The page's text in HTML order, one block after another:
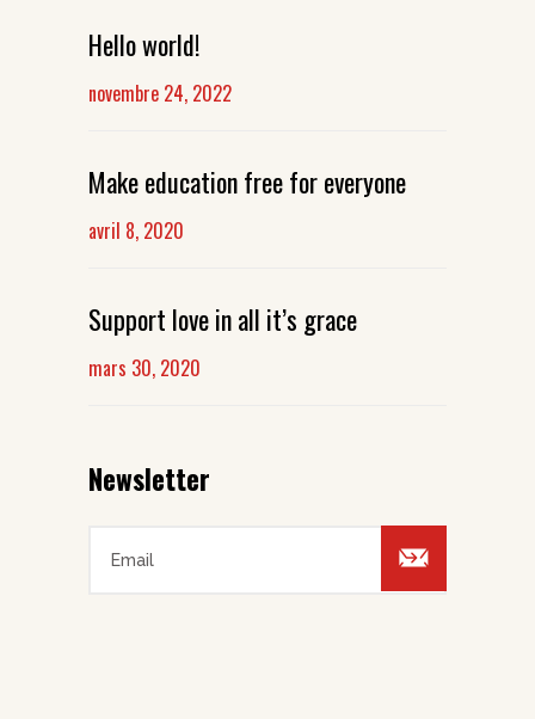
Hello world!
novembre 24, 2022
Make education free for everyone
avril 8, 2020
Support love in all it’s grace
mars 30, 2020
Newsletter
